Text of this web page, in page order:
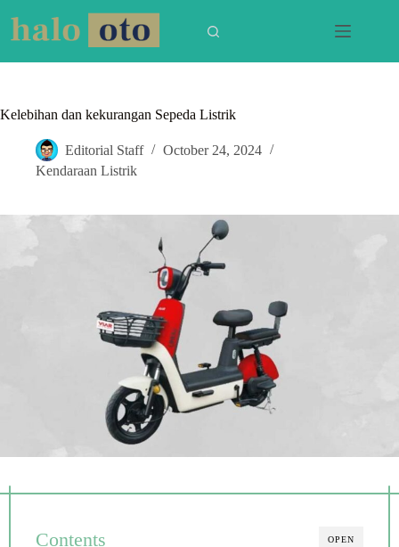
content
Kelebihan dan kekurangan Sepeda Listrik
Editorial Staff
October 24, 2024
Kendaraan Listrik
OPEN
Contents